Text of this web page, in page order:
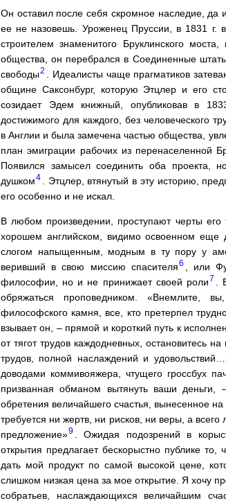
Он оставил после себя скромное наследие, да
ее не назовешь. Уроженец Пруссии, в 1831 г.
строителем знаменитого Бруклинского
общества, он перебрался в Соединенные
свободы2
. Идеалисты чаще прагматиков
общине Саксонбург, которую Этцлер и его
созидает Эдем книжный, опубликовав в
достижимого для каждого, без человеческого
в Англии и была замечена частью общества,
план эмиграции рабочих из перенаселенной
Появился замысел соединить оба проекта,
душком4
. Этцлер, втянутый в эту историю,
его особенно и не искал.
В любом произведении, проступают черты
хорошем английском, видимо освоенном
слогом напыщенным, модным в ту пору у
веривший в свою миссию спасителя6
, или
философии, но и не принижает своей роли7
.
обряжаться проповедником. «Внемлите,
философского камня, все, кто претерпел
взывает он, – прямой и короткий путь к
от тягот трудов каждодневных, остановитесь
трудов, полной наслаждений и
доводами коммивояжера, чтущего гроссбух
призванная обманом вытянуть ваши
обретения величайшего счастья, вынесенное
требуется ни жертв, ни рисков, ни веры, а
предложение»9
. Ожидая подозрений в
открытия предлагает бескорыстно публике
дать мой продукт по самой высокой цене,
слишком низкая цена за мое открытие. Я хочу
собратьев, наслаждающихся величайшим